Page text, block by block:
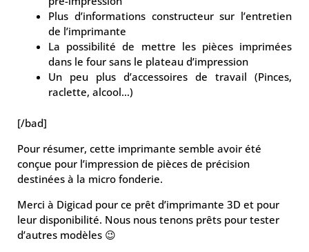
Plus d’informations constructeur sur l’entretien
de l’imprimante
La possibilité de mettre les pièces imprimées
dans le four sans le plateau d’impression
Un peu plus d’accessoires de travail (Pinces,
raclette, alcool…)
[/bad]
Pour résumer, cette imprimante semble avoir été
conçue pour l’impression de pièces de précision
destinées à la micro fonderie.
Merci à Digicad pour ce prêt d’imprimante 3D et pour
leur disponibilité. Nous nous tenons prêts pour tester
d’autres modèles 😉